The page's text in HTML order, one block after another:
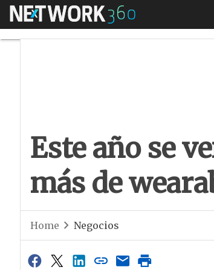
Menú
Este año se
más de
Home Negocios